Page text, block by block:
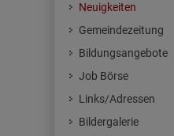
Neuigkeiten
Gemeindezeitung
Bildungsangebote
Job Börse
Links/Adressen
Bildergalerie